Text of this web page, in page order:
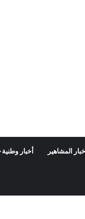
أخبار المشاهير أخبار وطنية